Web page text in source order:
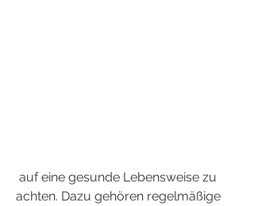
achten. Dazu gehören regelmäßige